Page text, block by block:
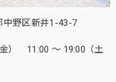
野区新井1-43-7
） 11:00 ～ 19:00（土